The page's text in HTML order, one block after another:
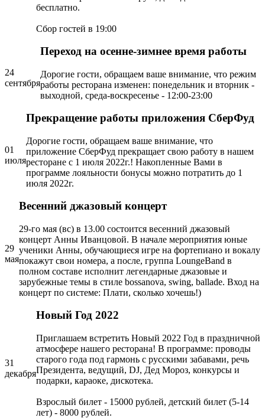
бесплатно.
Сбор гостей в 19:00
24
сентября
Переход на осенне-зимнее время работы
Дорогие гости, обращаем ваше внимание, что режим
работы ресторана изменен: понедельник и вторник -
выходной, среда-воскресенье - 12:00-23:00
01
июля
Прекращение работы приложения СберФуд
Дорогие гости, обращаем ваше внимание, что
приложение СберФуд прекращает свою работу в нашем
ресторане с 1 июля 2022г.! Накопленные Вами в
программе лояльности бонусы можно потратить до 1
июля 2022г.
29
мая
Весенний джазовый концерт
29-го мая (вс) в 13.00 состоится весенний джазовый
концерт Анны Иванцовой. В начале мероприятия юные
ученики Анны, обучающиеся игре на фортепиано и вокалу
покажут свои номера, а после, группа LoungeBand в
полном составе исполнит легендарные джазовые и
зарубежные темы в стиле bossanova, swing, ballade. Вход на
концерт по системе: Плати, сколько хочешь!)
31
декабря
Новый Год 2022
Приглашаем встретить Новый 2022 Год в праздничной
атмосфере нашего ресторана! В программе: проводы
старого года под гармонь с русскими забавами, речь
Президента, ведущий, DJ, Дед Мороз, конкурсы и
подарки, караоке, дискотека.
Взрослый билет - 15000 рублей, детский билет (5-14
лет) - 8000 рублей.